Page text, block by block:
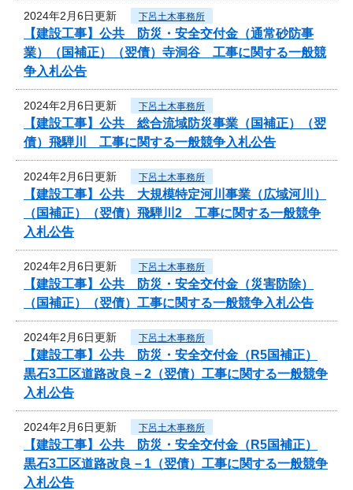
2024年2月6日更新 下呂土木事務所
【建設工事】公共 防災・安全交付金（通常砂防事
業）（国補正）（翌債）寺洞谷 工事に関する一般競
争入札公告
2024年2月6日更新 下呂土木事務所
【建設工事】公共 総合流域防災事業（国補正）（翌
債）飛騨川 工事に関する一般競争入札公告
2024年2月6日更新 下呂土木事務所
【建設工事】公共 大規模特定河川事業（広域河川）
（国補正）（翌債）飛騨川2 工事に関する一般競争
入札公告
2024年2月6日更新 下呂土木事務所
【建設工事】公共 防災・安全交付金（災害防除）
（国補正）（翌債）工事に関する一般競争入札公告
2024年2月6日更新 下呂土木事務所
【建設工事】公共 防災・安全交付金（R5国補正）
黒石3工区道路改良－2（翌債）工事に関する一般競争
入札公告
2024年2月6日更新 下呂土木事務所
【建設工事】公共 防災・安全交付金（R5国補正）
黒石3工区道路改良－1（翌債）工事に関する一般競争
入札公告